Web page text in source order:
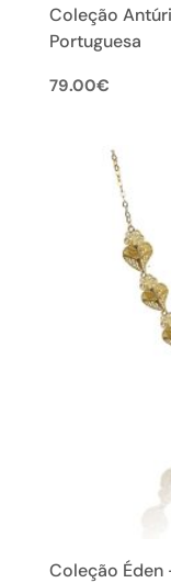
Coleção
Portuguesa
79.00€
Coleção Éden